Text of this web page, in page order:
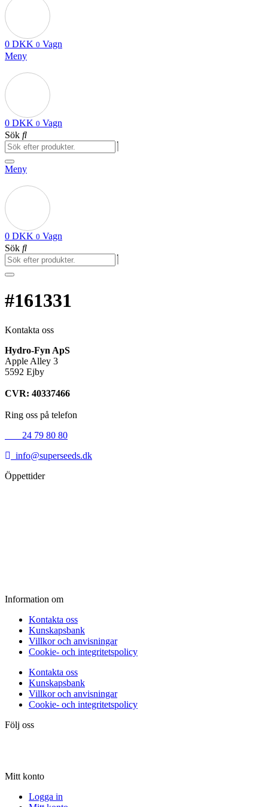
0 DKK 0 Vagn
Meny
0 DKK 0 Vagn
Sök
Meny
0 DKK 0 Vagn
Sök
#161331
Kontakta oss
Hydro-Fyn ApS
Apple Alley 3
5592 Ejby
CVR: 40337466
Ring oss på telefon
24 79 80 80
info@superseeds.dk
Öppettider
Information om
Kontakta oss
Kunskapsbank
Villkor och anvisningar
Cookie- och integritetspolicy
Kontakta oss
Kunskapsbank
Villkor och anvisningar
Cookie- och integritetspolicy
Följ oss
Mitt konto
Logga in